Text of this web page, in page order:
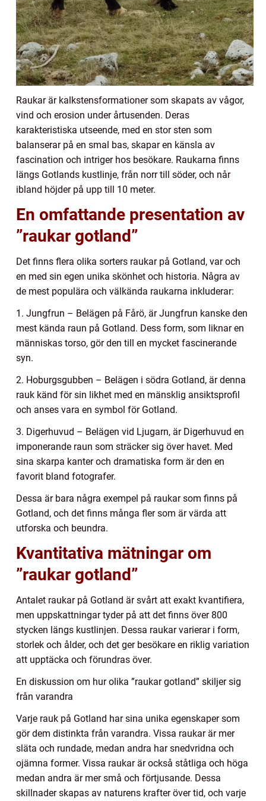
Raukar är kalkstensformationer som skapats av vågor,
vind och erosion under årtusenden. Deras
karakteristiska utseende, med en stor sten som
balanserar på en smal bas, skapar en känsla av
fascination och intriger hos besökare. Raukarna finns
längs Gotlands kustlinje, från norr till söder, och når
ibland höjder på upp till 10 meter.
En omfattande presentation av
”raukar gotland”
Det finns flera olika sorters raukar på Gotland, var och
en med sin egen unika skönhet och historia. Några av
de mest populära och välkända raukarna inkluderar:
1. Jungfrun – Belägen på Fårö, är Jungfrun kanske den
mest kända raun på Gotland. Dess form, som liknar en
människas torso, gör den till en mycket fascinerande
syn.
2. Hoburgsgubben – Belägen i södra Gotland, är denna
rauk känd för sin likhet med en mänsklig ansiktsprofil
och anses vara en symbol för Gotland.
3. Digerhuvud – Belägen vid Ljugarn, är Digerhuvud en
imponerande raun som sträcker sig över havet. Med
sina skarpa kanter och dramatiska form är den en
favorit bland fotografer.
Dessa är bara några exempel på raukar som finns på
Gotland, och det finns många fler som är värda att
utforska och beundra.
Kvantitativa mätningar om
”raukar gotland”
Antalet raukar på Gotland är svårt att exakt kvantifiera,
men uppskattningar tyder på att det finns över 800
stycken längs kustlinjen. Dessa raukar varierar i form,
storlek och ålder, och det ger besökare en riklig variation
att upptäcka och förundras över.
En diskussion om hur olika ”raukar gotland” skiljer sig
från varandra
Varje rauk på Gotland har sina unika egenskaper som
gör dem distinkta från varandra. Vissa raukar är mer
släta och rundade, medan andra har snedvridna och
ojämna former. Vissa raukar är också ståtliga och höga
medan andra är mer små och förtjusande. Dessa
skillnader skapas av naturens krafter över tid, och varje